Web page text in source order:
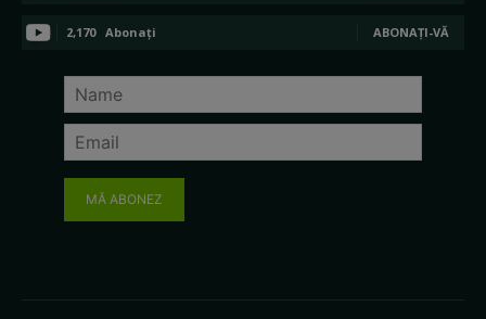
2,170 Abonați ABONAȚI-VĂ
MĂ ABONEZ